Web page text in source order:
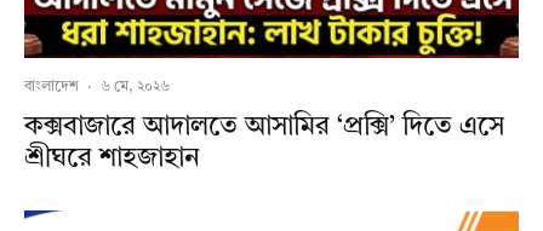
বাংলাদেশ · ৬ মে, ২০২৬
কক্সবাজারে আদালতে আসামির ‘প্রক্সি’ দিতে এসে
শ্রীঘরে শাহজাহান